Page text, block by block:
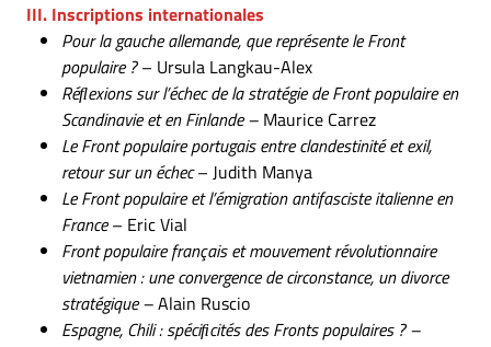
III. Inscriptions internationales
Pour la gauche allemande, que représente le Front
populaire ?– Ursula Langkau-Alex
Réﬂexions sur l’échec de la stratégie de Front populaire en
Scandinavie et en Finlande – Maurice Carrez
Le Front populaire portugais entre clandestinité et exil,
retour sur un échec– Judith Manya
Le Front populaire et l’émigration antifasciste italienne en
France– Eric Vial
Front populaire français et mouvement révolutionnaire
vietnamien : une convergence de circonstance, un divorce
stratégique –Alain Ruscio
Espagne, Chili : spéciﬁcités des Fronts populaires ? –